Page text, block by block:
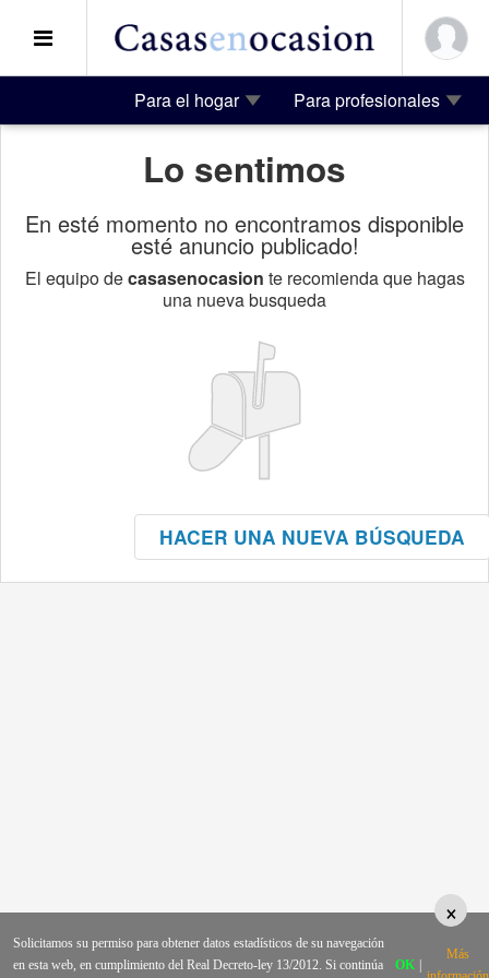
Para el hogar Para profesionales
Lo sentimos
En esté momento no encontramos disponible
esté anuncio publicado!
El equipo decasasenocasion te recomienda que hagas
una nueva busqueda
HACER UNA NUEVA BÚSQUEDA
×
Solicitamos su permiso para obtener datos estadísticos de su navegación
en esta web, en cumplimiento del Real Decreto-ley 13/2012. Si continúa
OK
Más